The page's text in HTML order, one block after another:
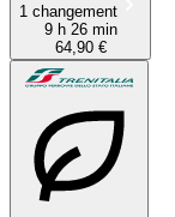
1 changement
9 h 26 min
64,90 €